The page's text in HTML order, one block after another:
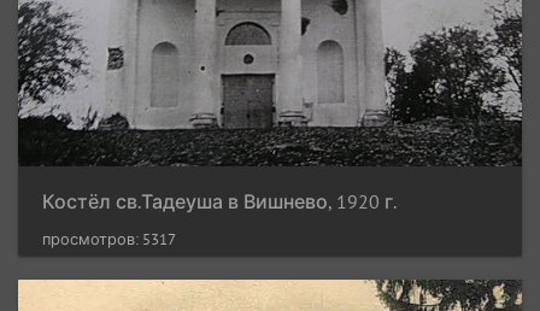
Костёл св.Тадеуша в Вишнево, 1920 г.
просмотров: 5317